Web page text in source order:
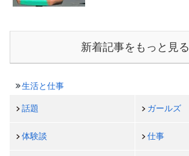
新着記事をもっと見る
生活と仕事
話題 ガールズ
体験談 仕事